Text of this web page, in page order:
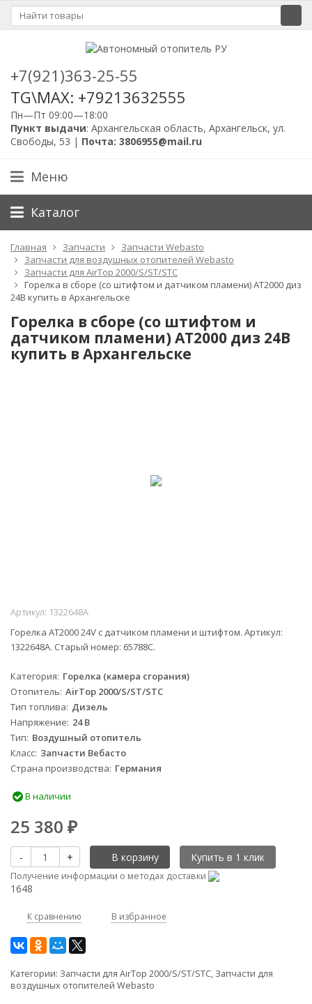
+7(921)363-25-55
TG\MAX: +79213632555
Пн—Пт 09:00—18:00
Пункт выдачи: Архангельская область, Архангельск, ул.
Свободы, 53 | Почта: 3806955@mail.ru
Меню
Каталог
Главная Запчасти
Запчасти Webasto
Запчасти для воздушных отопителей Webasto
Запчасти для AirTop 2000/S/ST/STC
Горелка в сборе (со штифтом и датчиком пламени) AT2000 диз
24В купить в Архангельске
Горелка в сборе (со штифтом и
датчиком пламени) AT2000 диз 24В
купить в Архангельске
Артикул: 1322648A
Горелка AT2000 24V с датчиком пламени и штифтом. Артикул:
1322648A. Старый номер: 65788C.
Категория Горелка (камера сгорания)
Отопитель AirTop 2000/S/ST/STC
Тип топлива Дизель
Напряжение 24 В
Тип Воздушный отопитель
Класс Запчасти Вебасто
Страна производства Германия
В наличии
25 380 ₽
- + В корзину
Получение информации о методах доставки
1648
К сравнению В избранное
Категории: Запчасти для AirTop 2000/S/ST/STC, Запчасти для
воздушных отопителей Webasto